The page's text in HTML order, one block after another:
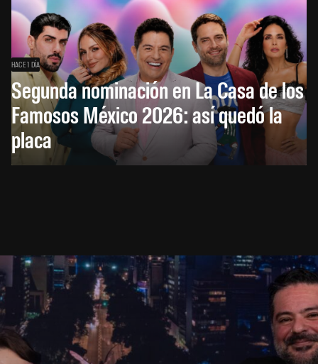
HACE 1 DÍA
Segunda nominación en La Casa de los
Famosos México 2026: así quedó la
placa